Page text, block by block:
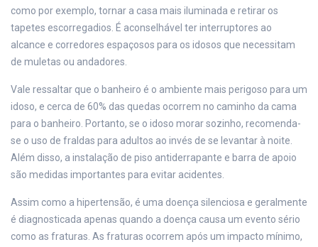
como por exemplo, tornar a casa mais iluminada e retirar os
tapetes escorregadios. É aconselhável ter interruptores ao
alcance e corredores espaçosos para os idosos que necessitam
de muletas ou andadores.
Vale ressaltar que o banheiro é o ambiente mais perigoso para um
idoso, e cerca de 60% das quedas ocorrem no caminho da cama
para o banheiro. Portanto, se o idoso morar sozinho, recomenda-
se o uso de fraldas para adultos ao invés de se levantar à noite.
Além disso, a instalação de piso antiderrapante e barra de apoio
são medidas importantes para evitar acidentes.
Assim como a hipertensão, é uma doença silenciosa e geralmente
é diagnosticada apenas quando a doença causa um evento sério
como as fraturas. As fraturas ocorrem após um impacto mínimo,